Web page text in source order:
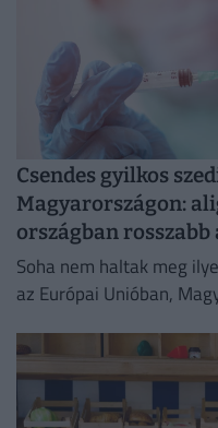
Csendes gyilkos
Magyarországon:
országban rosszabb
Soha nem haltak meg
az Európai Unióban,